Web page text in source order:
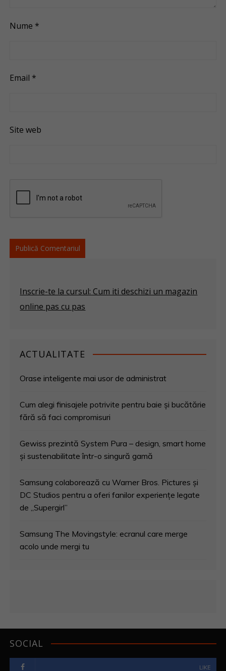
Nume *
Email *
Site web
Inscrie-te la cursul: Cum iti deschizi un magazin
online pas cu pas
ACTUALITATE
Orase inteligente mai usor de administrat
Cum alegi finisajele potrivite pentru baie și bucătărie
fără să faci compromisuri
Gewiss prezintă System Pura – design, smart home
și sustenabilitate într-o singură gamă
Samsung colaborează cu Warner Bros. Pictures și
DC Studios pentru a oferi fanilor experiențe legate
de „Supergirl”
Samsung The Movingstyle: ecranul care merge
acolo unde mergi tu
SOCIAL
LIKE